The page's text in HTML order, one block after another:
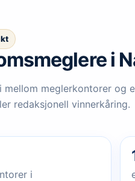
i
mellom meglerkontorer og
redaksjonell vinnerkåring.
i